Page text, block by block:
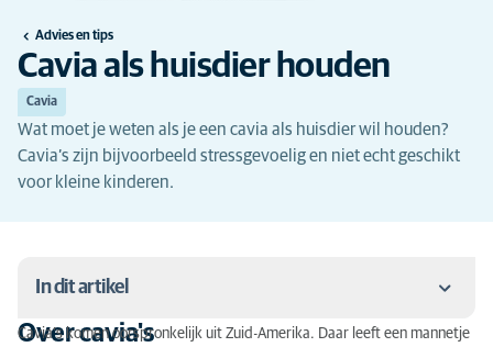
Advies en tips
Cavia als huisdier houden
Cavia
Wat moet je weten als je een cavia als huisdier wil houden?
Cavia’s zijn bijvoorbeeld stressgevoelig en niet echt geschikt
voor kleine kinderen.
In dit artikel
Over cavia's
Cavia’s komen oorspronkelijk uit Zuid-Amerika. Daar leeft een mannetje